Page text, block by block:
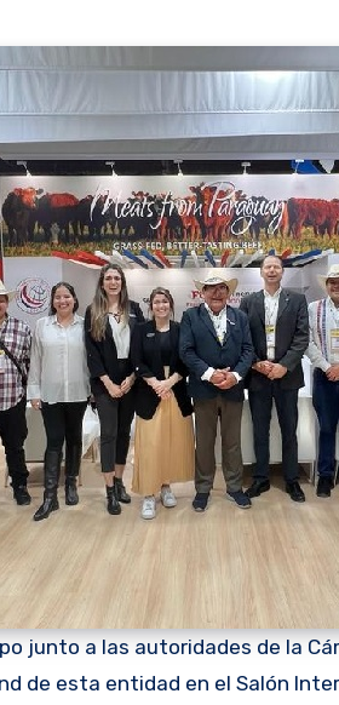
junto a las autoridades de la
de esta entidad en el Salón